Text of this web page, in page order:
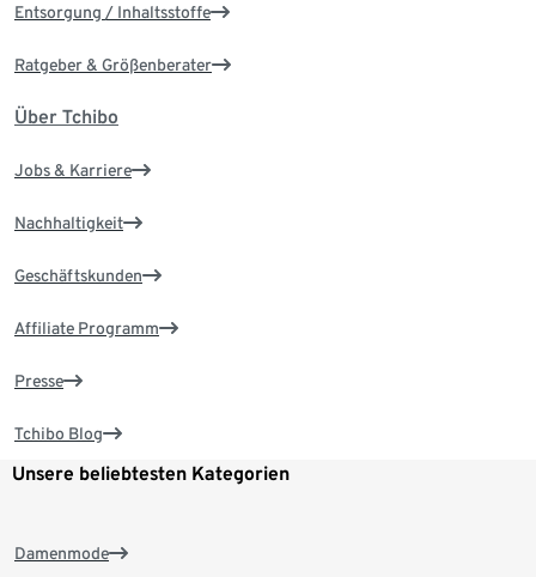
Entsorgung / Inhaltsstoffe
Ratgeber & Größenberater
Über Tchibo
Jobs & Karriere
Nachhaltigkeit
Geschäftskunden
Affiliate Programm
Presse
Tchibo Blog
Unsere beliebtesten Kategorien
Damenmode